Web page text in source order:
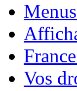
Vos